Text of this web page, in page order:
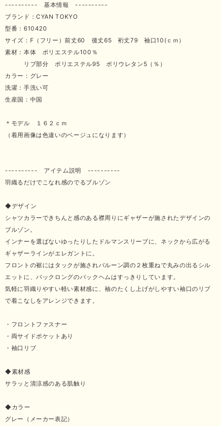
---------- 基本情報 ----------
ブランド：CYAN TOKYO
型番：610420
サイズ：F（フリー）前丈60 後丈65 裄丈79 袖口10(ｃｍ）
素材：本体 ポリエステル100％
リブ部分 ポリエステル95 ポリウレタン5（％）
カラー：グレー
洗濯：手洗い可
生産国：中国
＊モデル １６２ｃｍ
（着用画像は色違いのベージュになります）
---------- アイテム説明 ----------
羽織るだけでこなれ感のでるブルゾン
◆デザイン
シャツカラーできちんと感のある襟周りにギャザーが施されたデザインの
ブルゾン。
インナーを選ばないゆったりしたドルマンスリーブに、ネックから広がる
ギャザーラインがエレガントに。
フロントの裾にはタックが施されバルーン調の２枚重ねで丸みの出るシル
エットに、バックロングのバックヘムはすっきりしています。
気軽に羽織りやすい軽い素材感に、袖のたくし上げがしやすい袖口のリブ
で着こなしをアレンジできます。
・フロントファスナー
・両サイドポケットあり
・袖口リブ
◆素材感
サラッと清涼感のある肌触り
◆カラー
グレー（メーカー表記）